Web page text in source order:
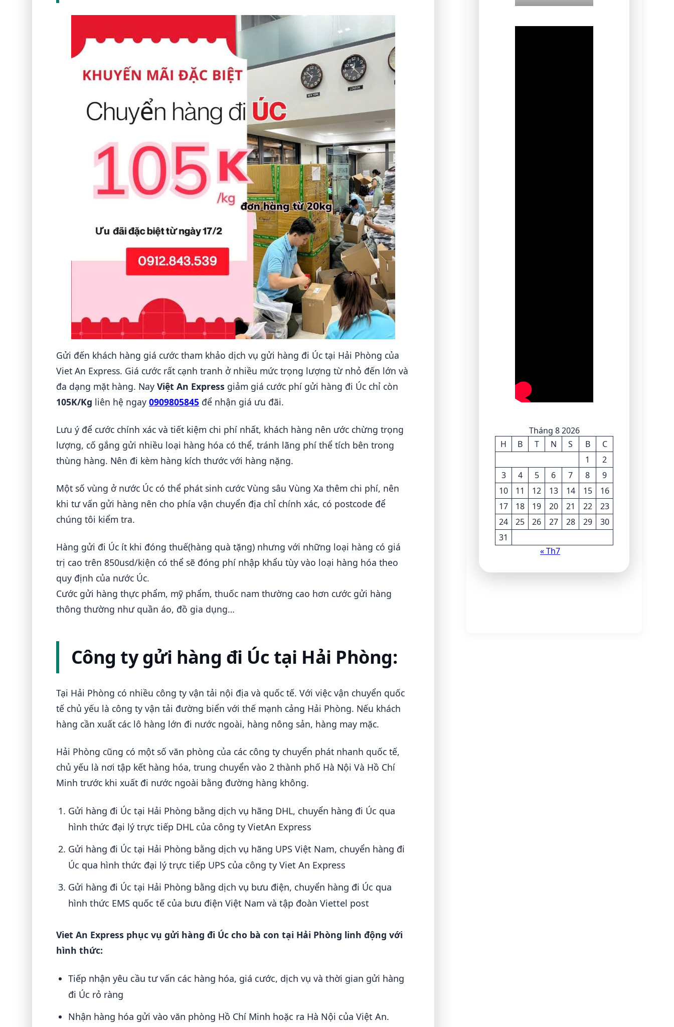
Gửi đến khách hàng giá cước tham khảo dịch vụ gửi hàng đi Úc tại Hải Phòng của
Viet An Express. Giá cước rất cạnh tranh ở nhiều mức trọng lượng từ nhỏ đến lớn và
đa dạng mặt hàng. Nay Việt An Express giảm giá cước phí gửi hàng đi Úc chỉ còn
105K/Kg liên hệ ngay 0909805845 để nhận giá ưu đãi.
Lưu ý để cước chính xác và tiết kiệm chi phí nhất, khách hàng nên ước chừng trọng
lượng, cố gắng gửi nhiều loại hàng hóa có thể, tránh lãng phí thể tích bên trong
thùng hàng. Nên đi kèm hàng kích thước với hàng nặng.
Một số vùng ở nước Úc có thể phát sinh cước Vùng sâu Vùng Xa thêm chi phí, nên
khi tư vấn gửi hàng nên cho phía vận chuyển địa chỉ chính xác, có postcode để
chúng tôi kiểm tra.
Hàng gửi đi Úc ít khi đóng thuế(hàng quà tặng) nhưng với những loại hàng có giá
trị cao trên 850usd/kiện có thể sẽ đóng phí nhập khẩu tùy vào loại hàng hóa theo
quy định của nước Úc.
Cước gửi hàng thực phẩm, mỹ phẩm, thuốc nam thường cao hơn cước gửi hàng
thông thường như quần áo, đồ gia dụng…
Công ty gửi hàng đi Úc tại Hải Phòng:
Tại Hải Phòng có nhiều công ty vận tải nội địa và quốc tế. Với việc vận chuyển quốc
tế chủ yếu là công ty vận tải đường biển với thế mạnh cảng Hải Phòng. Nếu khách
hàng cần xuất các lô hàng lớn đi nước ngoài, hàng nông sản, hàng may mặc.
Hải Phòng cũng có một số văn phòng của các công ty chuyển phát nhanh quốc tế,
chủ yếu là nơi tập kết hàng hóa, trung chuyển vào 2 thành phố Hà Nội Và Hồ Chí
Minh trước khi xuất đi nước ngoài bằng đường hàng không.
Gửi hàng đi Úc tại Hải Phòng bằng dịch vụ hãng DHL, chuyển hàng đi Úc qua
hình thức đại lý trực tiếp DHL của công ty VietAn Express
Gửi hàng đi Úc tại Hải Phòng bằng dịch vụ hãng UPS Việt Nam, chuyển hàng đi
Úc qua hình thức đại lý trực tiếp UPS của công ty Viet An Express
Gửi hàng đi Úc tại Hải Phòng bằng dịch vụ bưu điện, chuyển hàng đi Úc qua
hình thức EMS quốc tế của bưu điện Việt Nam và tập đoàn Viettel post
Viet An Express phục vụ gửi hàng đi Úc cho bà con tại Hải Phòng linh động với
hình thức:
Tiếp nhận yêu cầu tư vấn các hàng hóa, giá cước, dịch vụ và thời gian gửi hàng
đi Úc rỏ ràng
Nhận hàng hóa gửi vào văn phòng Hồ Chí Minh hoặc ra Hà Nội của Việt An.
Tháng 8 2026
H
B T N S B
C
1
2
3
4 5 6 7 8
9
10
11 12 13 14 15
16
17
18 19 20 21 22
23
24
25 26 27 28 29
30
31
« Th7